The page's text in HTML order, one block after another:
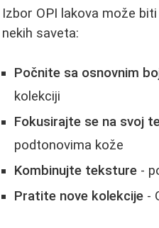
Izbor OPI lakova može
nekih saveta:
Počnite sa osnovnim
kolekciji
Fokusirajte se na svoj
podtonovima kože
Kombinujte teksture -
Pratite nove kolekcije -